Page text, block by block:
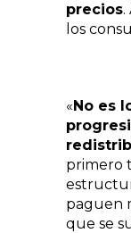
precios.
los
«No es
primero
paguen
que se